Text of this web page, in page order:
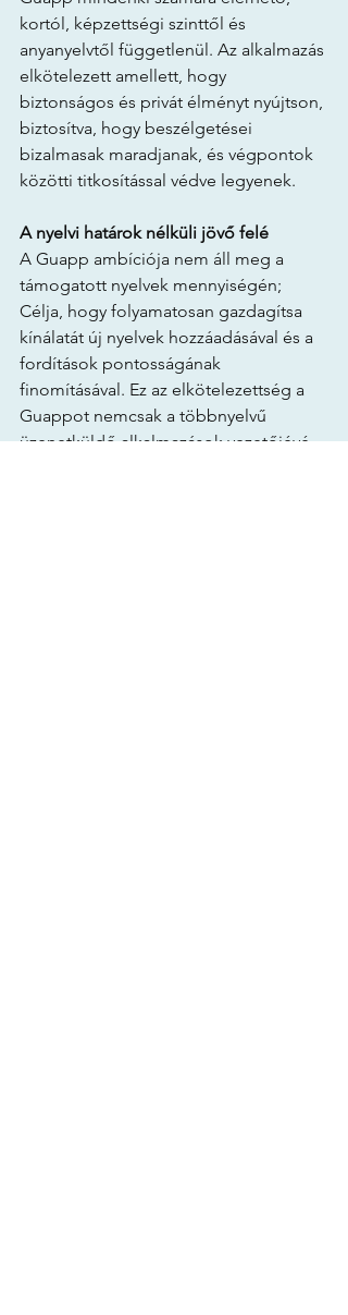
kortól, képzettségi szinttől és
anyanyelvtől függetlenül. Az alkalmazás
elkötelezett amellett, hogy
biztonságos és privát élményt nyújtson,
biztosítva, hogy beszélgetései
bizalmasak maradjanak, és végpontok
közötti titkosítással védve legyenek.
A nyelvi határok nélküli jövő felé
A Guapp ambíciója nem áll meg a
támogatott nyelvek mennyiségén;
Célja, hogy folyamatosan gazdagítsa
kínálatát új nyelvek hozzáadásával és a
fordítások pontosságának
finomításával. Ez az elkötelezettség a
Guappot nemcsak a többnyelvű
üzenetküldő alkalmazások vezetőjévé